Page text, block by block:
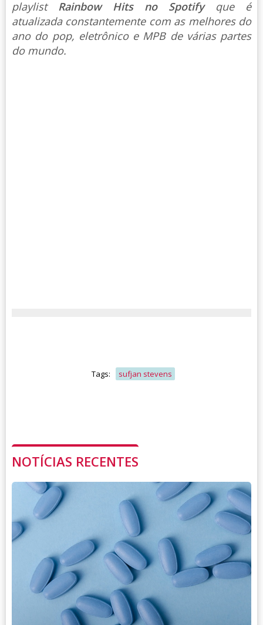
playlist Rainbow Hits no Spotify que é
atualizada constantemente com as melhores do
ano do pop, eletrônico e MPB de várias partes
do mundo.
Tags: sufjan stevens
NOTÍCIAS RECENTES